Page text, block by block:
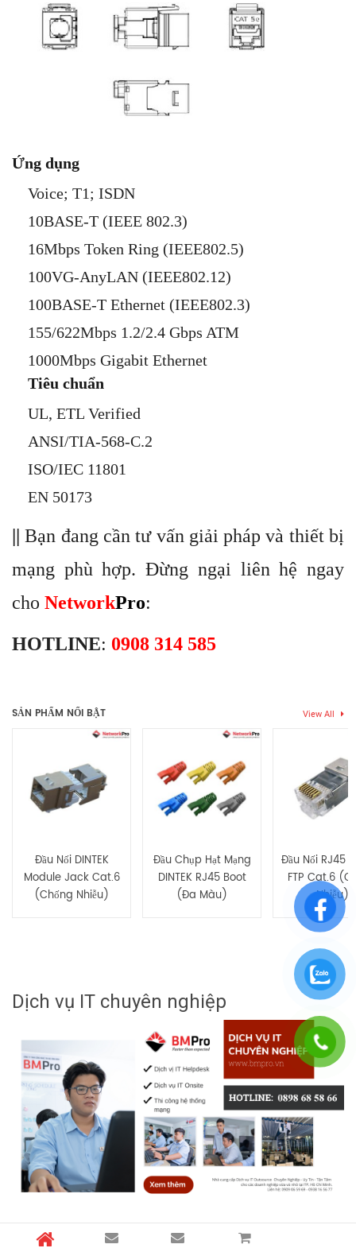
Ứng dụng
Voice; T1; ISDN
10BASE-T (IEEE 802.3)
16Mbps Token Ring (IEEE802.5)
100VG-AnyLAN (IEEE802.12)
100BASE-T Ethernet (IEEE802.3)
155/622Mbps 1.2/2.4 Gbps ATM
1000Mbps Gigabit Ethernet
Tiêu chuẩn
UL, ETL Verified
ANSI/TIA-568-C.2
ISO/IEC 11801
EN 50173
|| Bạn đang cần tư vấn giải pháp và thiết bị
mạng phù hợp. Đừng ngại liên hệ ngay
cho NetworkPro:
HOTLINE: 0908 314 585
Hãy là người đầu tiên nhận xét “Đầu nối DINTEK Module Jack
Cat.5e (chống nhiễu)”
SẢN PHẨM NỔI BẬT View All
Đầu Nối DINTEK
Module Jack Cat.6
(chống Nhiễu)
Đầu Chụp Hạt Mạng
DINTEK RJ45 Boot
(đa Màu)
Đầu Nối RJ45
FTP Cat.6
Nhiễu)
Dịch vụ IT chuyên nghiệp